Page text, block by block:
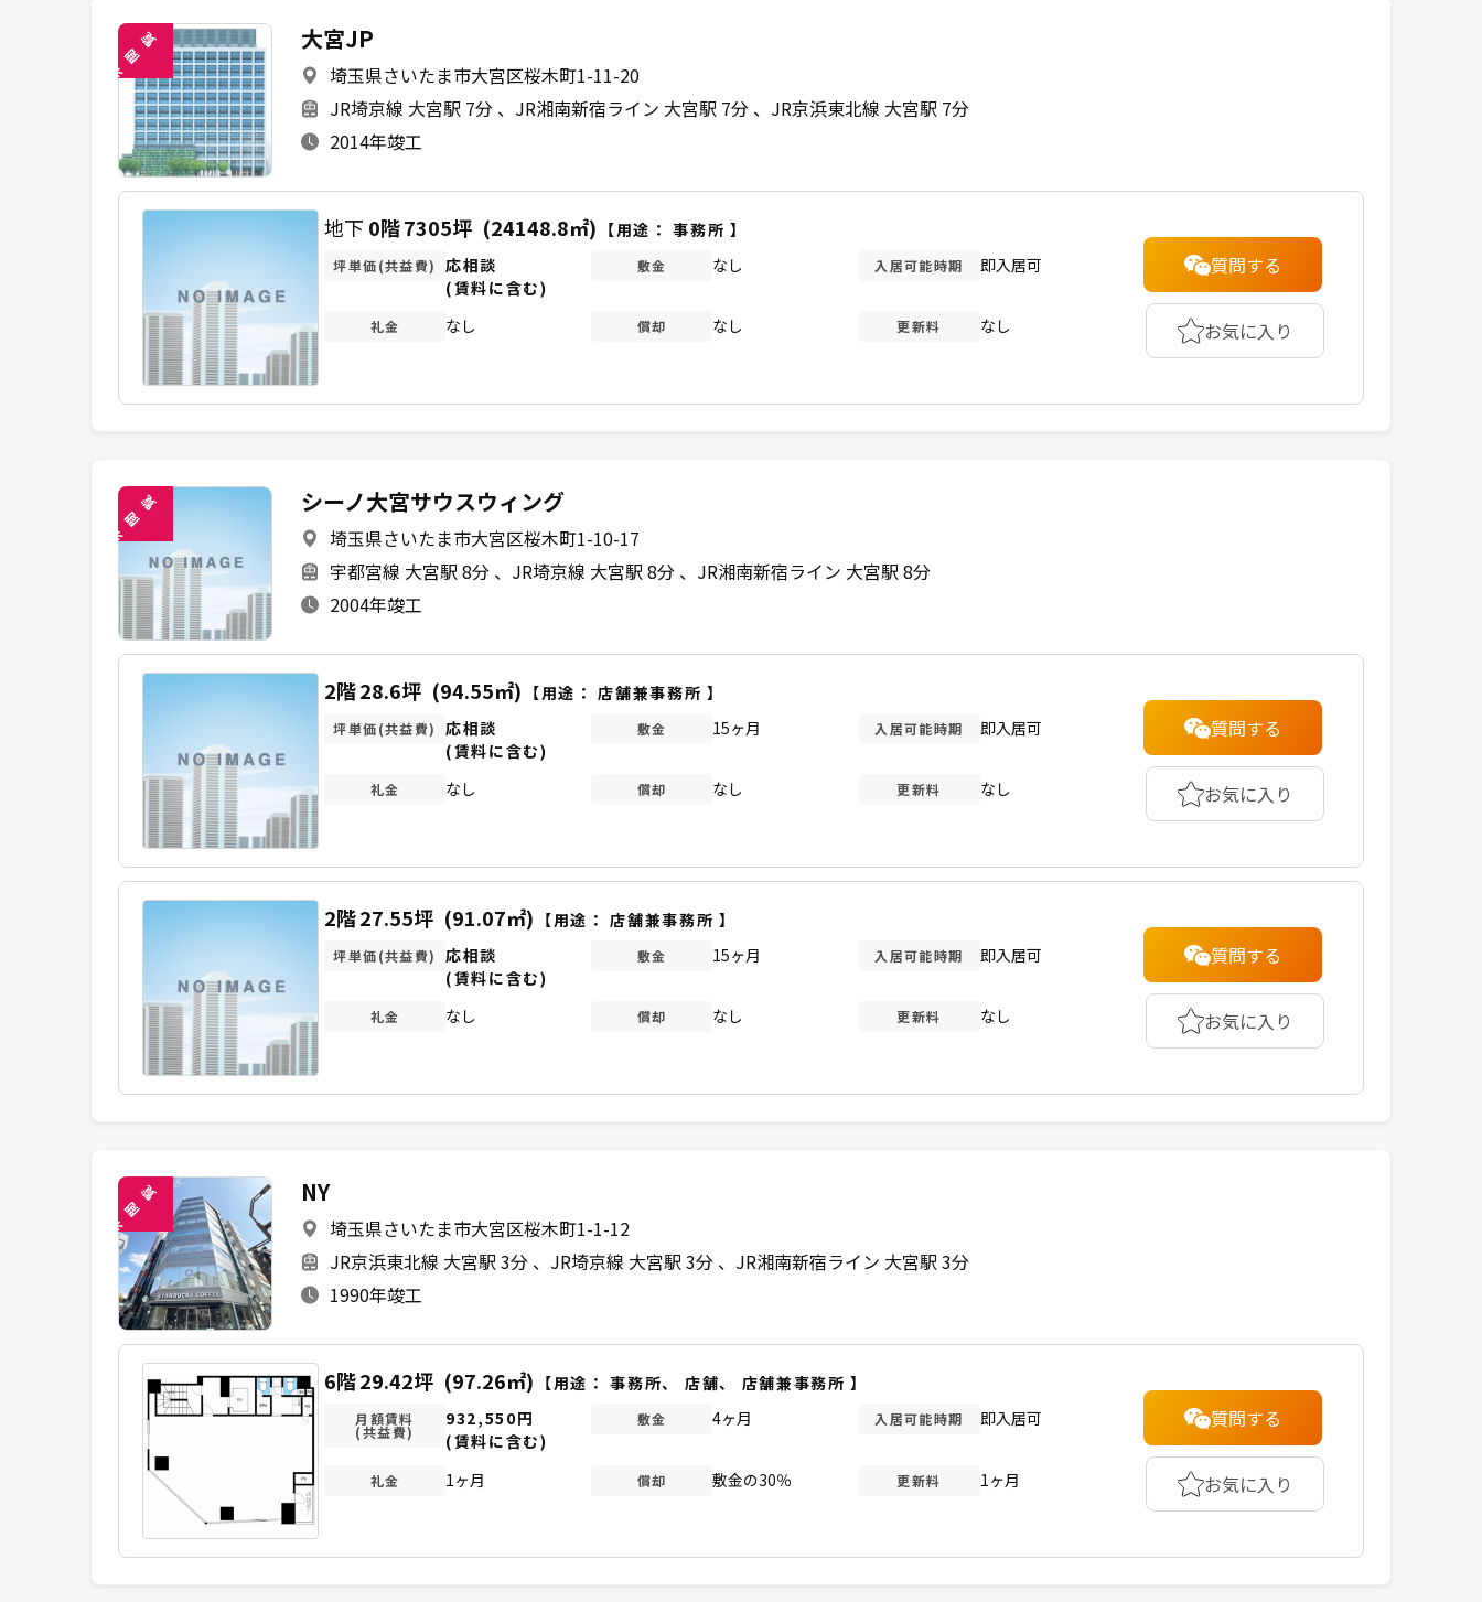
未
閲
覧 大宮JP
埼玉県さいたま市大宮区桜木町1-11-20
JR埼京線 大宮駅 7分
JR湘南新宿ライン 大宮駅 7分
JR京浜東北線 大宮駅 7分
2014年竣工
地下 0階7305坪 (24148.8㎡) 【用途：事務所 】
坪単価(共益費)
応相談
(賃料に含む)
敷金 なし 入居可能時期 即入居可
礼金 なし 償却 なし 更新料 なし
質問する
お気に入り
未
閲
覧 シーノ大宮サウスウィング
埼玉県さいたま市大宮区桜木町1-10-17
宇都宮線 大宮駅 8分
JR埼京線 大宮駅 8分
JR湘南新宿ライン 大宮駅 8分
2004年竣工
2階28.6坪 (94.55㎡) 【用途：店舗兼事務所 】
坪単価(共益費)
応相談
(賃料に含む)
敷金 15ヶ月 入居可能時期 即入居可
礼金 なし 償却 なし 更新料 なし
質問する
お気に入り
2階27.55坪 (91.07㎡) 【用途：店舗兼事務所 】
坪単価(共益費)
応相談
(賃料に含む)
敷金 15ヶ月 入居可能時期 即入居可
礼金 なし 償却 なし 更新料 なし
質問する
お気に入り
未
閲
覧 NY
埼玉県さいたま市大宮区桜木町1-1-12
JR京浜東北線 大宮駅 3分
JR埼京線 大宮駅 3分
JR湘南新宿ライン 大宮駅 3分
1990年竣工
6階29.42坪 (97.26㎡) 【用途：事務所、 店舗、 店舗兼事務所 】
月額賃料
(共益費)
932,550円
(賃料に含む)
敷金 4ヶ月 入居可能時期 即入居可
礼金 1ヶ月 償却 敷金の30％ 更新料 1ヶ月
質問する
お気に入り